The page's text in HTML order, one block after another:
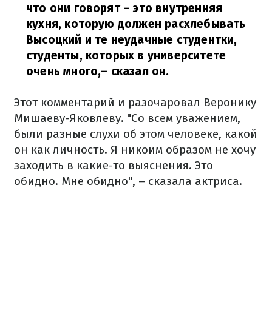
что они говорят – это внутренняя
кухня, которую должен расхлебывать
Высоцкий и те неудачные студентки,
студенты, которых в университете
очень много,– сказал он.
Этот комментарий и разочаровал Веронику
Мишаеву-Яковлеву. "Со всем уважением,
были разные слухи об этом человеке, какой
он как личность. Я никоим образом не хочу
заходить в какие-то выяснения. Это
обидно. Мне обидно", – сказала актриса.